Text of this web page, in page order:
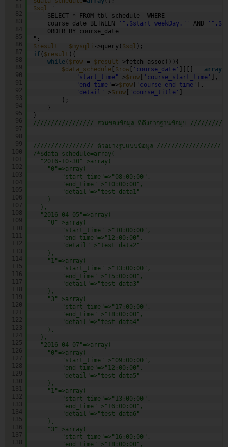
81
82
83
84
85
86
87
88
89
90
91
92
93
94
95
96
97
98
99
100
101
102
103
104
105
106
107
108
109
110
111
112
113
114
115
116
117
118
119
120
121
122
123
124
125
126
127
128
129
130
131
132
133
134
135
136
137
138
$sql ="
SELECT * FROM tbl_schedule  WHERE
course_date BETWEEN
'".$start_weekDay."' AND
ORDER BY course_date
";
$result = $mysqli ->query( $sql );
if ( $result ){
while ( $row = $result ->fetch_assoc()){
$data_schedule [ $row [ 'course_date' ]][] = array
"start_time"=>$row [ 'course_start_time' ],
"end_time"=>$row [ 'course_end_time' ],
"detail"=>$row [ 'course_title' ]
);
}
}
///////////////// ส่วนของข้อมูล ที่ดึงจากฐานข้อมูบ
///////////////// ตัวอย่างรูปแบบข้อมูล //////////////////
/*$data_schedule=array(
"2016-10-30"=>array(
"0"=>array(
"start_time"=>"08:00:00",
"end_time"=>"10:00:00",
"detail"=>"test data1"
)
),
"2016-04-05"=>array(
"0"=>array(
"start_time"=>"10:00:00",
"end_time"=>"12:00:00",
"detail"=>"test data2"
),
"1"=>array(
"start_time"=>"13:00:00",
"end_time"=>"15:00:00",
"detail"=>"test data3"
),
"3"=>array(
"start_time"=>"17:00:00",
"end_time"=>"18:00:00",
"detail"=>"test data4"
),
),
"2016-04-07"=>array(
"0"=>array(
"start_time"=>"09:00:00",
"end_time"=>"12:00:00",
"detail"=>"test data5"
),
"1"=>array(
"start_time"=>"13:00:00",
"end_time"=>"16:00:00",
"detail"=>"test data6"
),
"3"=>array(
"start_time"=>"16:00:00",
"end_time"=>"18:00:00",